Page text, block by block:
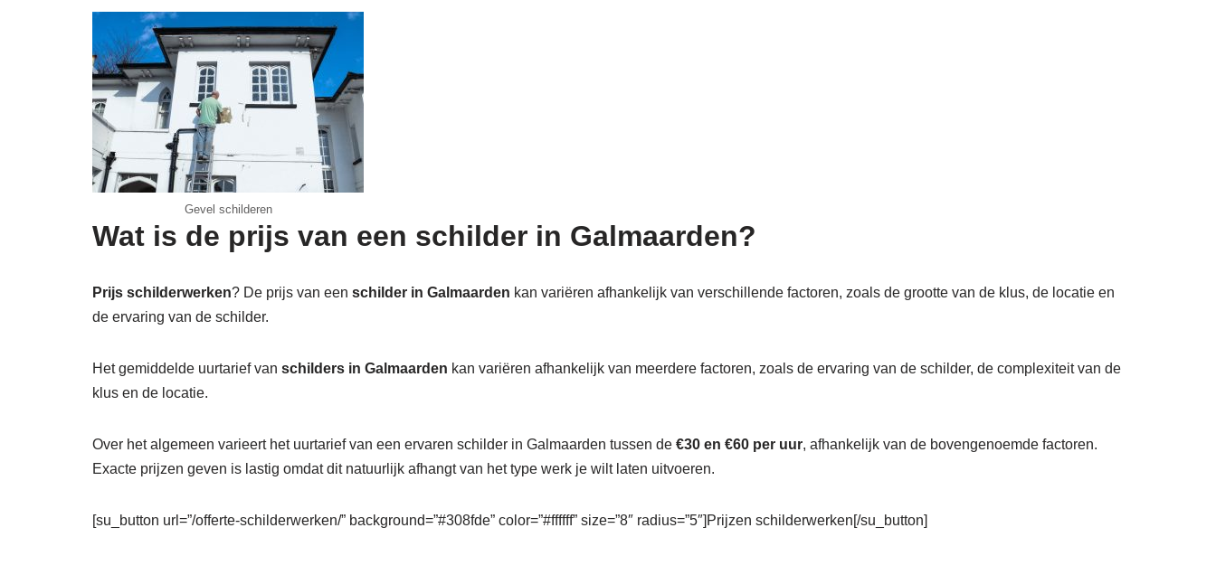
Gevel schilderen
Wat is de prijs van een schilder in Galmaarden?
Prijs schilderwerken? De prijs van een schilder in Galmaarden kan variëren afhankelijk van verschillende factoren, zoals de grootte van de klus, de locatie en
de ervaring van de schilder.
Het gemiddelde uurtarief van schilders in Galmaarden kan variëren afhankelijk van meerdere factoren, zoals de ervaring van de schilder, de complexiteit van de
klus en de locatie.
Over het algemeen varieert het uurtarief van een ervaren schilder in Galmaarden tussen de €30 en €60 per uur, afhankelijk van de bovengenoemde factoren.
Exacte prijzen geven is lastig omdat dit natuurlijk afhangt van het type werk je wilt laten uitvoeren.
[su_button url=”/offerte-schilderwerken/” background=”#308fde” color=”#ffffff” size=”8″ radius=”5″]Prijzen schilderwerken[/su_button]